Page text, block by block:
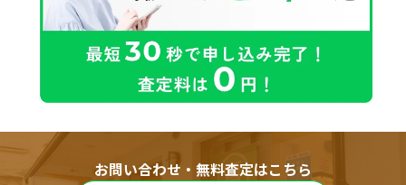
お問い合わせ・無料査定はこちら